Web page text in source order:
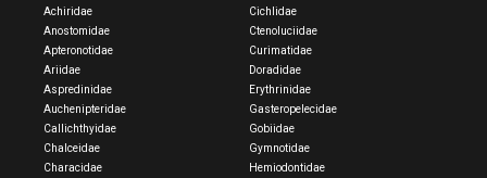
Achiridae
Anostomidae
Apteronotidae
Ariidae
Aspredinidae
Auchenipteridae
Callichthyidae
Chalceidae
Characidae
Cichlidae
Ctenoluciidae
Curimatidae
Doradidae
Erythrinidae
Gasteropelecidae
Gobiidae
Gymnotidae
Hemiodontidae